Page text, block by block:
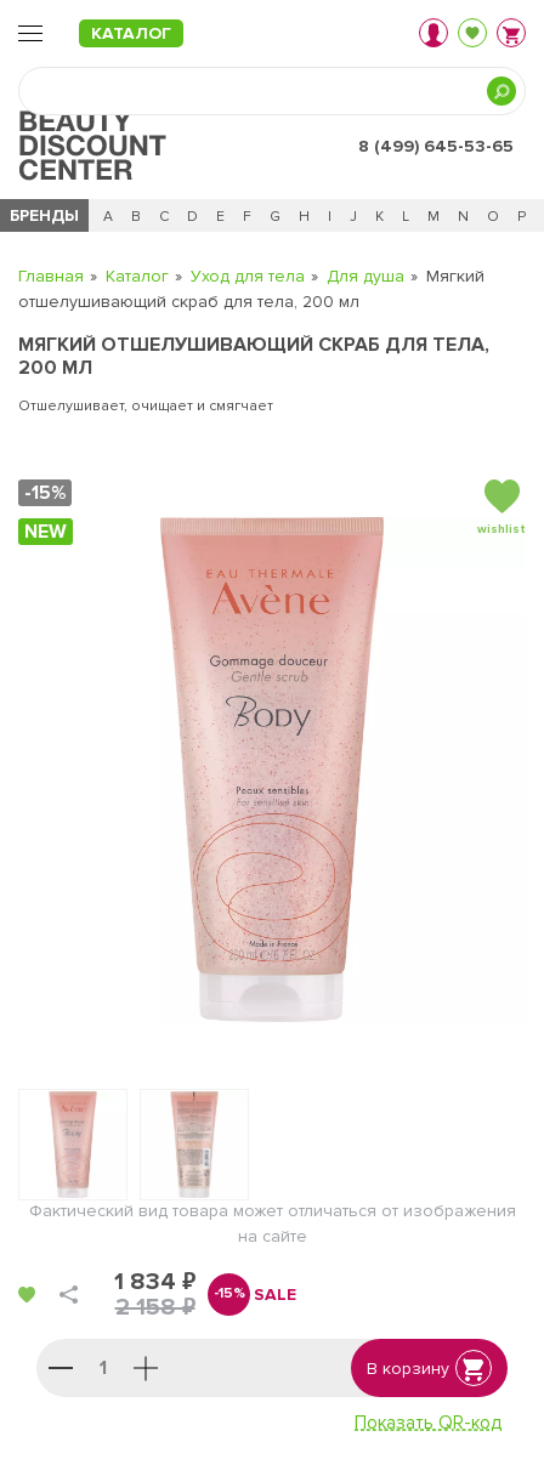
КАТАЛОГ
8 (499) 645-53-65
БРЕНДЫ
Ч 0 - 9 A B C D E F G H I J K L M N O P
Главная Каталог Уход для тела Для душа
Мягкий
отшелушивающий скраб для тела, 200 мл
МЯГКИЙ ОТШЕЛУШИВАЮЩИЙ СКРАБ ДЛЯ ТЕЛА,
200 МЛ
Отшелушивает, очищает и смягчает
-15%
NEW
wishlist
Фактический вид товара может отличаться от изображения
на сайте
1 834 ₽
2 158 ₽
-15% SALE
В корзину
Показать QR-код